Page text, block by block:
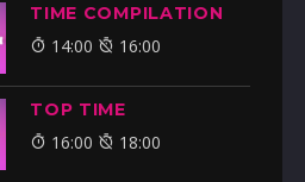
TIME COMPILATION
14:00 16:00
TOP TIME
16:00 18:00